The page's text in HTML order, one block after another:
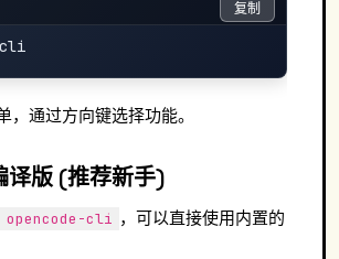
复制
复制
，通过方向键选择功能。
译版 (推荐新手)
opencode-cli ，可以直接使用内置的